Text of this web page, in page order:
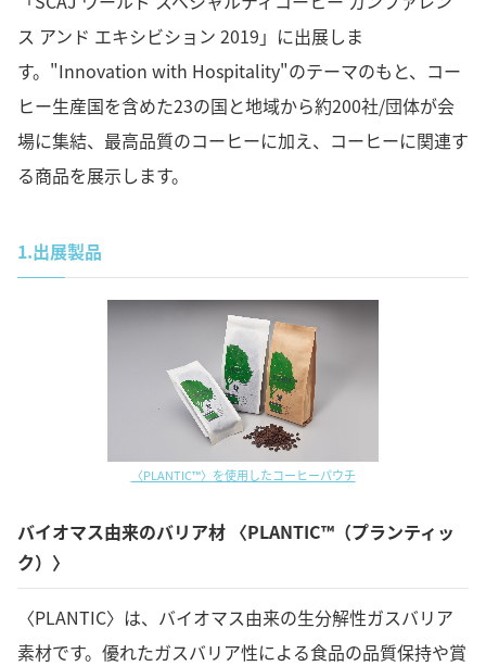
ス アンド エキシビション 2019」に出展しま
す。"Innovation with Hospitality"のテーマのもと、コー
ヒー生産国を含めた23の国と地域から約200社/団体が会
場に集結、最高品質のコーヒーに加え、コーヒーに関連す
る商品を展示します。
1.出展製品
〈PLANTIC™〉を使用したコーヒーパウチ
バイオマス由来のバリア材 〈PLANTIC™（プランティッ
ク）〉
〈PLANTIC〉は、バイオマス由来の生分解性ガスバリア
素材です。優れたガスバリア性による食品の品質保持や賞